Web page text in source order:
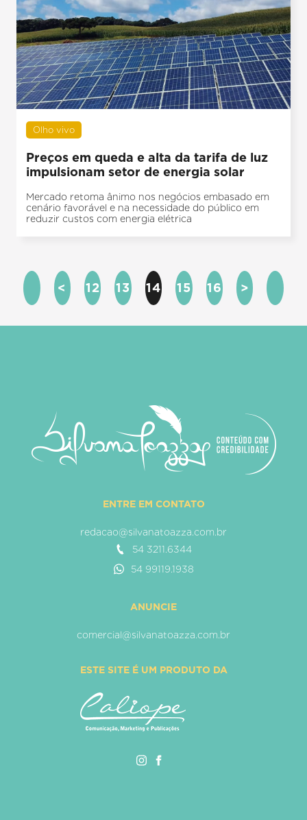
Olho vivo
Preços em queda e alta da tarifa de luz
impulsionam setor de energia solar
Mercado retoma ânimo nos negócios embasado em
cenário favorável e na necessidade do público em
reduzir custos com energia elétrica
< 12 13 14 15 16 >
ENTRE EM CONTATO
redacao@silvanatoazza.com.br
54 3211.6344
54 99119.1938
ANUNCIE
comercial@silvanatoazza.com.br
ESTE SITE É UM PRODUTO DA